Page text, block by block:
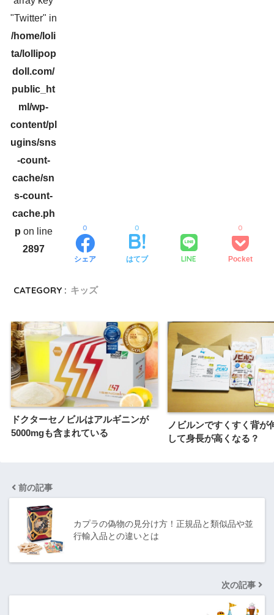
"Twitter" in
/home/loli
ta/lollipop
doll.com/
public_ht
ml/wp-
content/pl
ugins/sns
-count-
cache/sn
s-count-
cache.ph
p on line
2897
シェア
0
はてブ
0
LINE Pocket
0
CATEGORY : キッズ
ドクターセノビルはアルギニンが
5000mgも含まれている
ノビルンですくすく背が
して身長が高くなる？
前の記事
カプラの偽物の見分け方！正規品と類似品や並
行輸入品との違いとは
次の記事